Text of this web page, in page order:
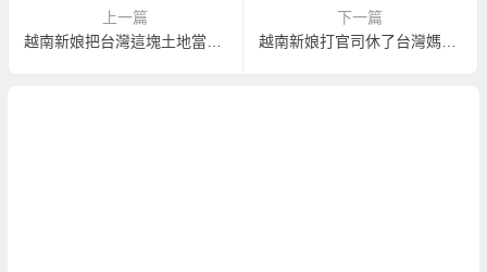
上一篇
越南新娘把台灣這塊土地當成家鄉
下一篇
越南新娘打官司休了台灣媽寶老公